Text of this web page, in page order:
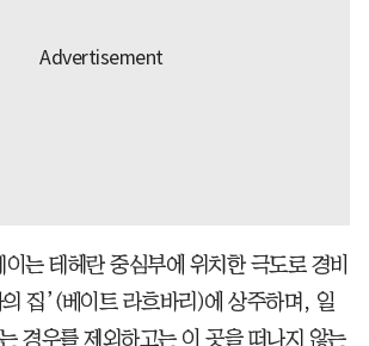
는 테헤란 중심부에 위치한 극도로 경비
집’(베이트 라흐바리)에 상주하며, 일
경우를 제외하고는 이 곳을 떠나지 않는